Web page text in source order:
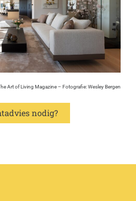
Art of Living Magazine – Fotografie: Wesley Bergen
nodig?